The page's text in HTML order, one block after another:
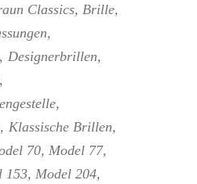
Classics Brille
Designerbrillen
Klassische Brillen
70 Model 77
153 Model 204